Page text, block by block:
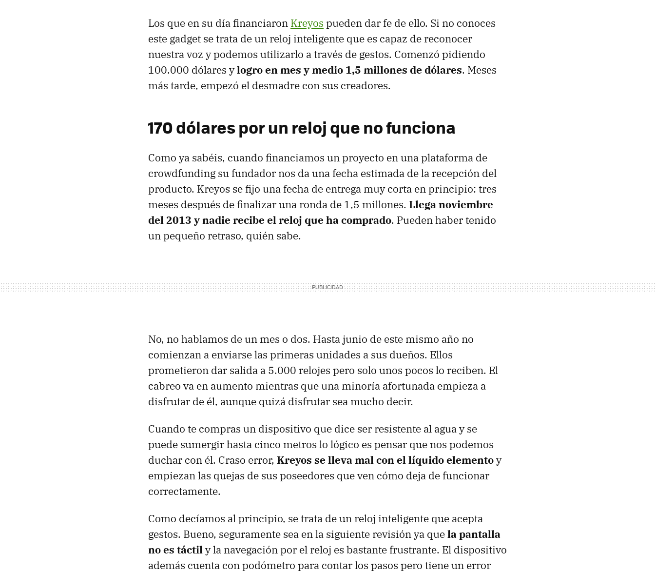
Los que en su día financiaron Kreyos pueden dar fe de ello. Si no conoces
este gadget se trata de un reloj inteligente que es capaz de reconocer
nuestra voz y podemos utilizarlo a través de gestos. Comenzó pidiendo
100.000 dólares ylogro en mes y medio 1,5 millones de dólares. Meses
más tarde, empezó el desmadre con sus creadores.
170 dólares por un reloj que no funciona
Como ya sabéis, cuando financiamos un proyecto en una plataforma de
crowdfunding su fundador nos da una fecha estimada de la recepción del
producto. Kreyos se fijo una fecha de entrega muy corta en principio: tres
meses después de finalizar una ronda de 1,5 millones. Llega noviembre
del 2013 y nadie recibe el reloj que ha comprado. Pueden haber tenido
un pequeño retraso, quién sabe.
No, no hablamos de un mes o dos. Hasta junio de este mismo año no
comienzan a enviarse las primeras unidades a sus dueños. Ellos
prometieron dar salida a 5.000 relojes pero solo unos pocos lo reciben. El
cabreo va en aumento mientras que una minoría afortunada empieza a
disfrutar de él, aunque quizá disfrutar sea mucho decir.
Cuando te compras un dispositivo que dice ser resistente al agua y se
puede sumergir hasta cinco metros lo lógico es pensar que nos podemos
duchar con él. Craso error, Kreyos se lleva mal con el líquido elementoy
empiezan las quejas de sus poseedores que ven cómo deja de funcionar
correctamente.
Como decíamos al principio, se trata de un reloj inteligente que acepta
gestos. Bueno, seguramente sea en la siguiente revisión ya quela pantalla
no es táctily la navegación por el reloj es bastante frustrante. El dispositivo
además cuenta con podómetro para contar los pasos pero tiene un error